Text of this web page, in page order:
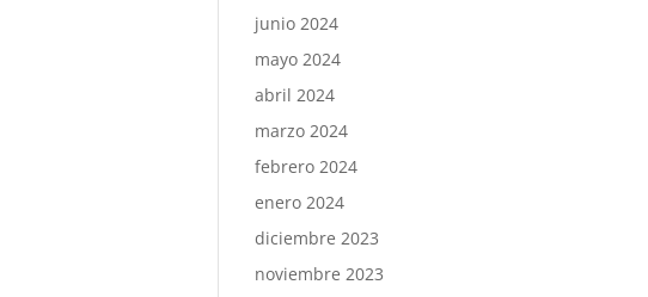
junio 2024
mayo 2024
abril 2024
marzo 2024
febrero 2024
enero 2024
diciembre 2023
noviembre 2023